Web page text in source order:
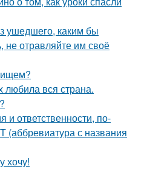
ушедшего, каким бы
не отравляйте им своё
любила вся страна.
и ответственности, по-
(аббревиатура с названия
хочу!